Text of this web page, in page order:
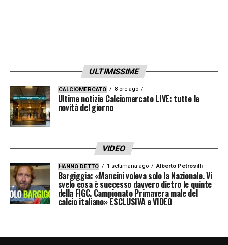
ULTIMISSIME
CALCIOMERCATO 8 ore ago
Ultime notizie Calciomercato LIVE: tutte le
novità del giorno
VIDEO
HANNO DETTO 1 settimana ago Alberto Petrosilli
Bargiggia: «Mancini voleva solo la Nazionale. Vi
svelo cosa è successo davvero dietro le quinte
della FIGC. Campionato Primavera male del
calcio italiano» ESCLUSIVA e VIDEO